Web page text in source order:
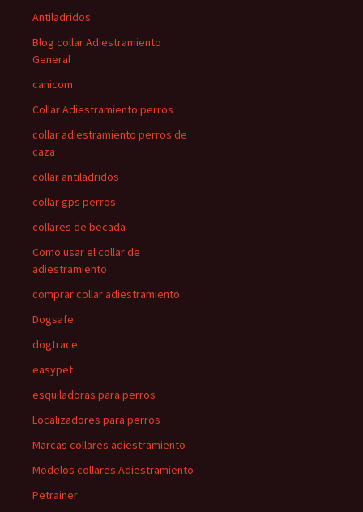
Antiladridos
Blog collar Adiestramiento
General
canicom
Collar Adiestramiento perros
collar adiestramiento perros de
caza
collar antiladridos
collar gps perros
collares de becada
Como usar el collar de
adiestramiento
comprar collar adiestramiento
Dogsafe
dogtrace
easypet
esquiladoras para perros
Localizadores para perros
Marcas collares adiestramiento
Modelos collares Adiestramiento
Petrainer